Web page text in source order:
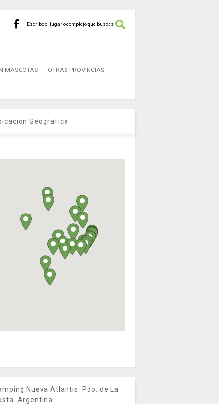
Escribe el lugar o complejo que buscas
MASCOTAS OTRAS PROVINCIAS
Geográfica
Nueva Atlantis. Pdo. de La
Argentina